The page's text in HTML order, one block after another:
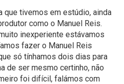
que tivemos em estúdio, ainda
como o Manuel Reis.
inexperiente estávamos
fazer o Manuel Reis
só tínhamos dois dias para
de ser mesmo certinho, não
foi difícil, falámos com